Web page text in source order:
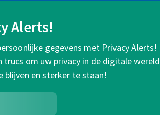
Alerts!
gegevens met Privacy Alerts!
om uw privacy in de digitale wereld
blijven en sterker te staan!